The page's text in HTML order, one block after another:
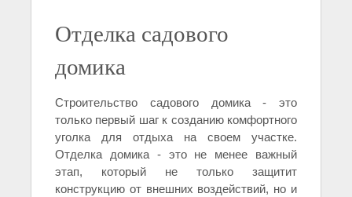
Отделка садового
домика
Строительство садового домика - это
только первый шаг к созданию комфортного
уголка для отдыха на своем участке.
Отделка домика - это не менее важный
этап, который не только защитит
конструкцию от внешних воздействий, но и